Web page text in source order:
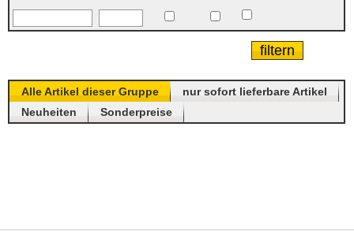
Alle Artikel dieser Gruppe
nur sofort lieferbare Artikel
Neuheiten
Sonderpreise